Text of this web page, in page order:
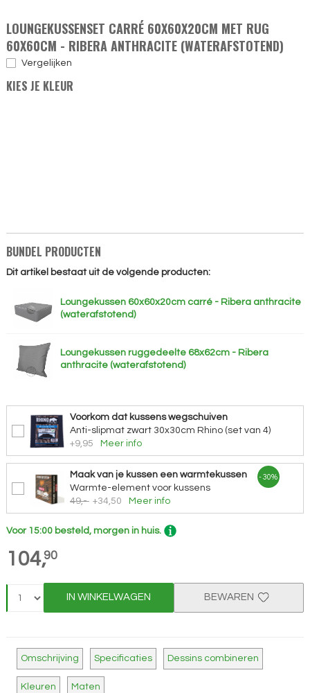
LOUNGEKUSSENSET CARRÉ 60X60X20CM MET RUG
60X60CM - RIBERA ANTHRACITE (WATERAFSTOTEND)
Vergelijken
KIES JE KLEUR
BUNDEL PRODUCTEN
Dit artikel bestaat uit de volgende producten:
Loungekussen 60x60x20cm carré - Ribera anthracite
(waterafstotend)
Loungekussen ruggedeelte 68x62cm - Ribera
anthracite (waterafstotend)
Voorkom dat kussens wegschuiven
Anti-slipmat zwart 30x30cm Rhino (set van 4)
+9,95
Meer info
Maak van je kussen een warmtekussen
Warmte-element voor kussens
49,- +34,50 Meer info
- 30%
Voor 15:00 besteld, morgen in huis.
104,90
IN WINKELWAGEN BEWAREN
Omschrijving Specificaties Dessins combineren
Kleuren Maten